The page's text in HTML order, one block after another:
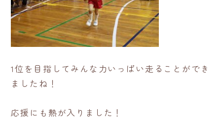
1位を目指してみんな力いっぱい走ることができ
ましたね！
応援にも熱が入りました！